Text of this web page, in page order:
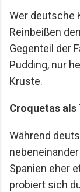
Wer deutsche
Reinbeißen
Gegenteil der
Pudding, nur
Kruste.
Croquetas
Während
Spanien eher
probiert sich